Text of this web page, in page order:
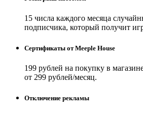
15 числа каждого месяца
подписчика, который получит
Сертификаты от Meeple House
199 рублей на покупку в
от 299 рублей/месяц.
Отключение рекламы